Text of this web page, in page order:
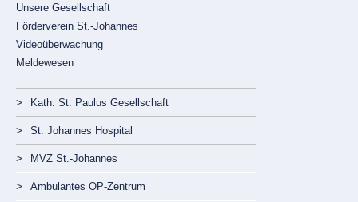
Unsere Gesellschaft
Förderverein St.-Johannes
Videoüberwachung
Meldewesen
Navigation
überspringen
Kath. St. Paulus Gesellschaft
St. Johannes Hospital
MVZ St.-Johannes
Ambulantes OP-Zentrum